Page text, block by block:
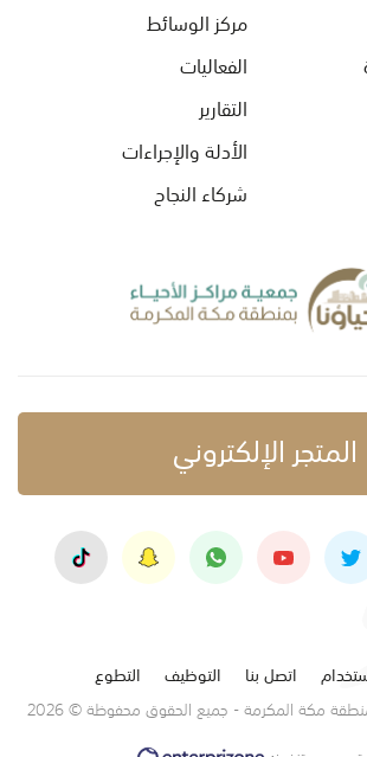
مركز الوسائط
الفعاليات
التقارير
الأدلة والإجراءات
شركاء النجاح
المتجر الإلكتروني
اتصل بنا التوظيف
التطوع
مكة المكرمة - جميع الحقوق محفوظة © 2026